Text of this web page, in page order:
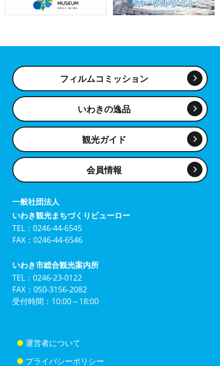
フィルムコミッション
いわきの逸品
観光ガイド
会員情報
一般社団法人
いわき観光まちづくりビューロー
TEL：0246-44-6545
FAX：0246-44-6546
いわき市総合観光案内所
TEL：0246-23-0122
FAX：050-3156-2082
受付時間：10:00～18:00
運営者について
プライバシーポリシー